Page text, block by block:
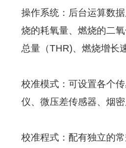
操作系统：后台运算数
烧的耗氧量、燃烧的二
总量（THR)、燃烧增长
校准模式：可设置各个
仪、微压差传感器、烟
校准程式：配有独立的